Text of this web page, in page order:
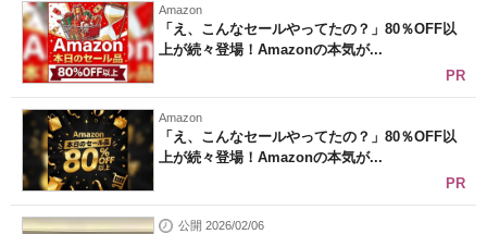
Amazon
「え、こんなセールやってたの？」80％OFF以
上が続々登場！Amazonの本気が...
PR
Amazon
「え、こんなセールやってたの？」80％OFF以
上が続々登場！Amazonの本気が...
PR
公開 2026/02/06